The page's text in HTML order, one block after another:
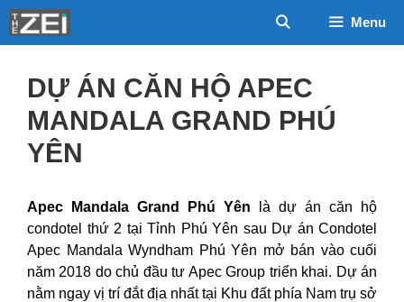
Chuyển
đến
nội
Menu
DỰ ÁN CĂN HỘ APEC
MANDALA GRAND PHÚ
YÊN
Apec Mandala Grand Phú Yên là dự án căn hộ
condotel thứ 2 tại Tỉnh Phú Yên sau Dự án Condotel
Apec Mandala Wyndham Phú Yên mở bán vào cuối
năm 2018 do chủ đầu tư Apec Group triển khai. Dự án
nằm ngay vị trí đắt địa nhất tại Khu đất phía Nam trụ sở